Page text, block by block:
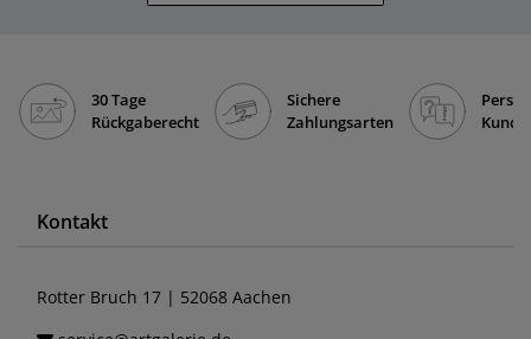
30 Tage
Rückgaberecht
Sichere
Zahlungsarten
Kontakt
Rotter Bruch 17 | 52068 Aachen